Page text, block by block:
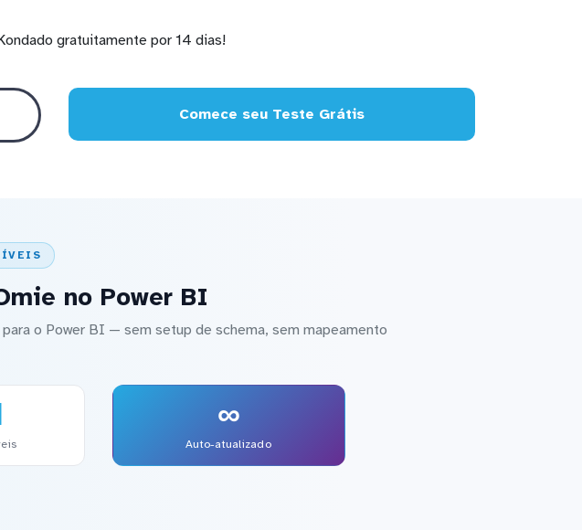
gratuitamente por 14 dias!
Comece seu Teste Grátis
no Power BI
o Power BI — sem setup de schema, sem mapeamento
∞
Auto-atualizado